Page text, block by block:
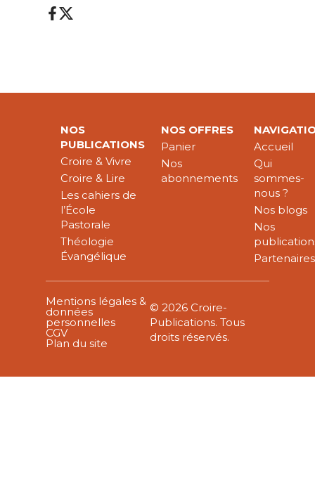
NOS
PUBLICATIONS
Croire & Vivre
Croire & Lire
Les cahiers de
l’École
Pastorale
Théologie
Évangélique
NOS OFFRES
Panier
Nos
abonnements
Accueil
Qui
sommes-
nous ?
Nos blogs
Nos
Partenaires
Mentions légales &
données
personnelles
CGV
Plan du site
© 2026 Croire-
Publications. Tous
droits réservés.